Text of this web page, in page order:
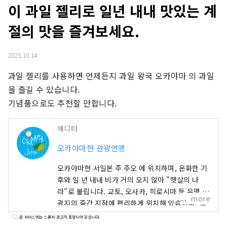
이 과일 젤리로 일년 내내 맛있는 계
절의 맛을 즐겨보세요.
2025.10.14
과일 젤리를 사용하면 언제든지 과일 왕국 오카야마 의 과일
을 즐길 수 있습니다.
기념품으로도 추천할 만합니다.
에디터
오카야마현 관광연맹
오카야마현 서일본 주 주오 에 위치하며, 온화한 기
후와 일 년 내내 비가 거의 오지 않아 "햇살의 나
라"로 불립니다. 교토, 오사카, 히로시마 등 유명 관
광지의 중간 지점에 편리하게 위치해 있습니다! 또
한 세토 통해 시코쿠로 가는 관문이기도 합니다. 오
more
본 서비스에는 스폰서 광고가 포함되어 있습니다.